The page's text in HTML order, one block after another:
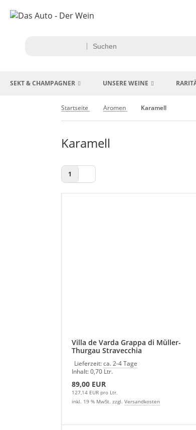
SEKT & CHAMPAGNER UNSERE WEINE
Startseite Aromen Karamell
Karamell
1
Villa de Varda Grappa di Müller-
Thurgau Stravecchia
Lieferzeit:ca. 2-4 Tage
Inhalt: 0,70 Ltr.
89,00 EUR
127,14 EUR pro Ltr.
inkl. 19 % MwSt. zzgl. Versandkosten